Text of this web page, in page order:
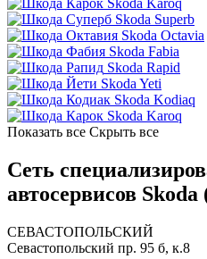
Skoda Karoq
Skoda Superb
Skoda Octavia
Skoda Fabia
Skoda Rapid
Skoda Yeti
Skoda Kodiaq
Skoda Karoq
Показать все Скрыть все
Сеть
автосервисов
СЕВАСТОПОЛЬСКИЙ
Севастопольский пр. 95 б, к.8